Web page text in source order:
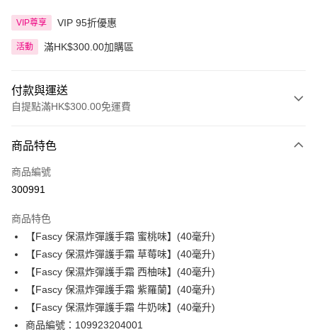
VIP尊享 VIP 95折優惠
活動 滿HK$300.00加購區
付款與運送
自提點滿HK$300.00免運費
信用卡
Apple Pay
PayMe
WeChat Pay
BoC Pay
送貨方式
商品特色
商品編號
300991
商品特色
【Fascy 保濕炸彈護手霜 蜜桃味】(40毫升)
【Fascy 保濕炸彈護手霜 草莓味】(40毫升)
【Fascy 保濕炸彈護手霜 西柚味】(40毫升)
【Fascy 保濕炸彈護手霜 紫羅蘭】(40毫升)
【Fascy 保濕炸彈護手霜 牛奶味】(40毫升)
商品編號：109923204001